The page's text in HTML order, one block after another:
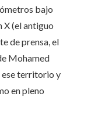
bajo
X (el antiguo
de prensa, el
Mohamed
ese territorio y
en pleno